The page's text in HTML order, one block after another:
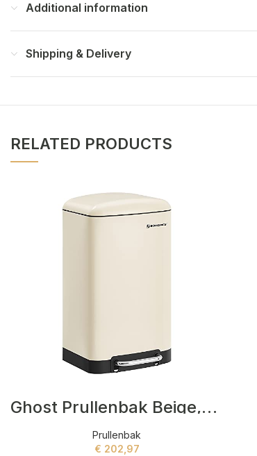
Additional information
Shipping & Delivery
RELATED PRODUCTS
Ghost Prullenbak Beige,Zwart
Prullenbak
€ 202,97